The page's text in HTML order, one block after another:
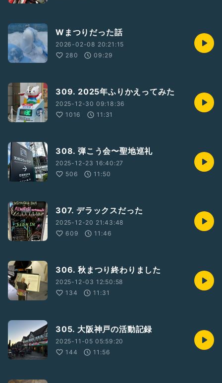
Wまつりだった話
2026-02-08 20:21:15
280
09:29
309. 2025年ふりかえってみた
2025-12-30 09:18:36
1016
11:31
308. 弾こう会〜聖地巡礼
2025-12-23 16:40:27
506
11:50
307. デラックスだった
2025-12-20 21:43:48
609
11:46
306. 秋まつり終わりました
2025-12-03 12:50:58
134
11:31
305. 大阪神戸の活動記録
2025-11-05 05:59:20
144
11:56